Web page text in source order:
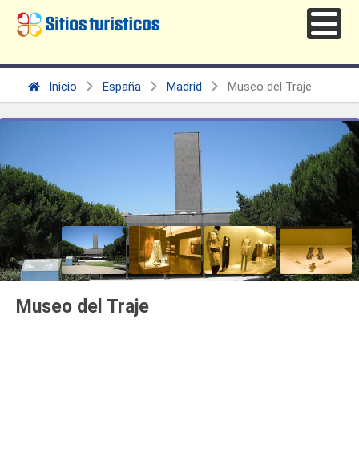
Inicio España Madrid Museo del Traje
Museo del Traje